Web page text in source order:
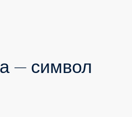
— символ